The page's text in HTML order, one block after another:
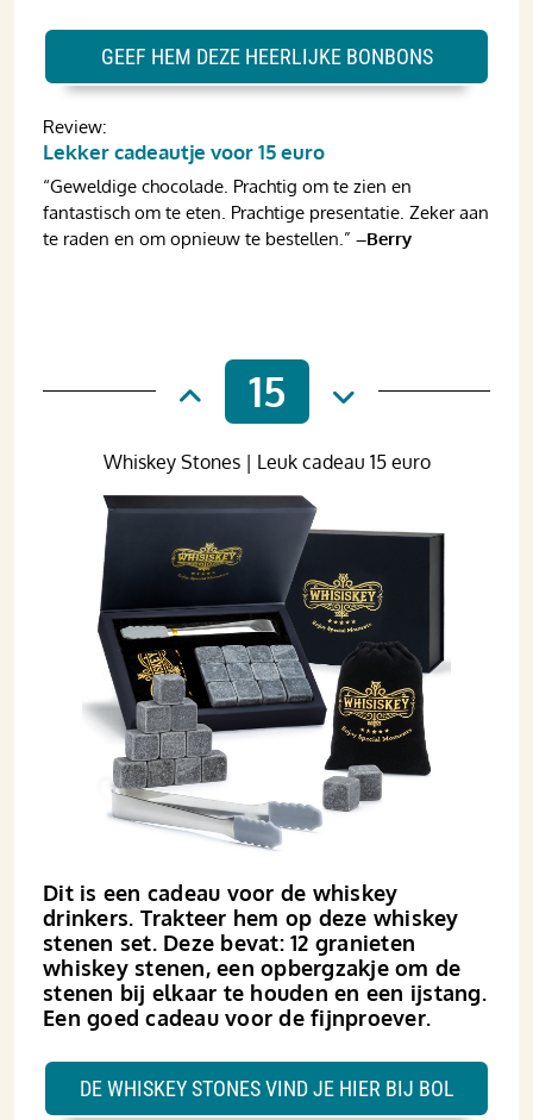
Review:
Lekker cadeautje voor 15 euro
“Geweldige chocolade. Prachtig om te zien en
fantastisch om te eten. Prachtige presentatie. Zeker aan
te raden en om opnieuw te bestellen.” –Berry
GEEF HEM DEZE HEERLIJKE BONBONS
15
Dit is een cadeau voor de whiskey
drinkers. Trakteer hem op deze whiskey
stenen set. Deze bevat: 12 granieten
whiskey stenen, een opbergzakje om de
stenen bij elkaar te houden en een ijstang.
Een goed cadeau voor de fijnproever.
Whiskey Stones | Leuk cadeau 15 euro
DE WHISKEY STONES VIND JE HIER BIJ BOL